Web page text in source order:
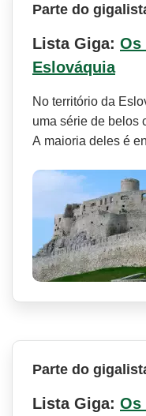
Parte do
Lista Giga: Os
Eslováquia
No território da
uma série de belos
A maioria deles é
Parte do
Lista Giga: Os